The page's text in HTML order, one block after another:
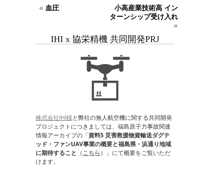
« 血圧
小高産業技術高 イン
ターンシップ受け入れ
»
IHI x 協栄精機 共同開発PRJ
株式会社IHI様と弊社の無人航空機に関する共同開発
プロジェクトにつきましては、福島原子力事故関連
情報アーカイブの「資料5 災害救援物資輸送ダグテ
ッド・ファンUAV事業の概要と福島県・浜通り地域
に期待すること （こちら）」にて概要をご覧いただ
けます。